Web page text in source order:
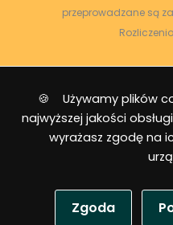
przeprowadzane są
2026 © Power Energy -
zastrzeżone
|Mapa
🍪 Używamy plików
najwyższej jakości
wyrażasz zgodę na
Zgoda